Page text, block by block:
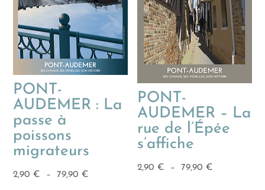
PONT-
AUDEMER : La
passe à
poissons
migrateurs
2,90 € – 79,90 €
PONT-
AUDEMER – La
rue de l’Épée
s’affiche
2,90 € – 79,90 €